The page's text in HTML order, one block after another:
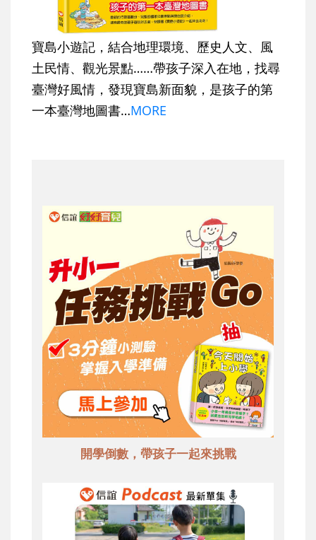
寶島小遊記，結合地理環境、歷史人文、風
土民情、觀光景點……帶孩子深入在地，找尋
臺灣好風情，發現寶島新面貌，是孩子的第
一本臺灣地圖書…MORE
開學倒數，帶孩子一起來挑戰